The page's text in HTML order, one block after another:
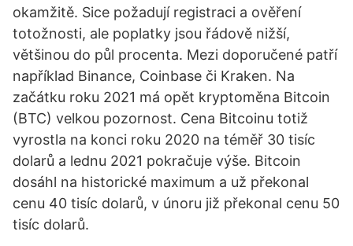
okamžitě. Sice požadují registraci a ověření
totožnosti, ale poplatky jsou řádově nižší,
většinou do půl procenta. Mezi doporučené patří
například Binance, Coinbase či Kraken. Na
začátku roku 2021 má opět kryptoměna Bitcoin
(BTC) velkou pozornost. Cena Bitcoinu totiž
vyrostla na konci roku 2020 na téměř 30 tisíc
dolarů a lednu 2021 pokračuje výše. Bitcoin
dosáhl na historické maximum a už překonal
cenu 40 tisíc dolarů, v únoru již překonal cenu 50
tisíc dolarů.